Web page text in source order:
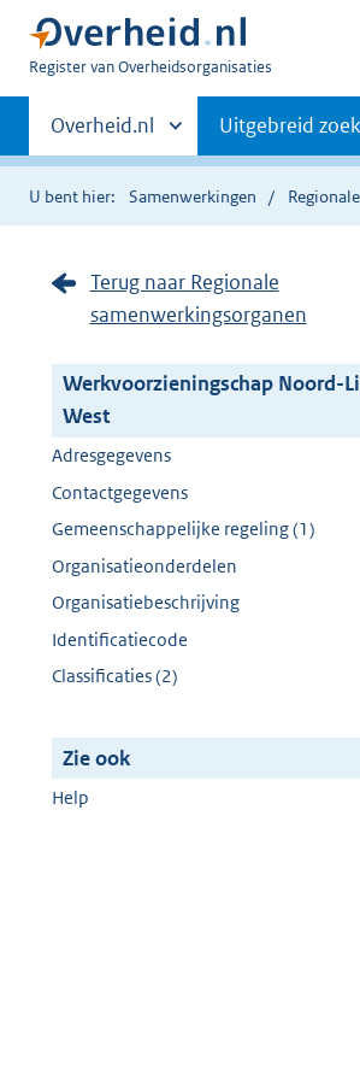
U
Register van Overheidsorganisaties
Primaire
navigatie
Andere
sites
binnen
Overheid.nl Uitgebreid
U bent hier: Samenwerkingen
Terug naar Regionale
samenwerkingsorganen
Werkvoorzieningschap Noord-
West
Adresgegevens
Contactgegevens
Gemeenschappelijke regeling (1)
Organisatieonderdelen
Organisatiebeschrijving
Identificatiecode
Classificaties (2)
Zie ook
Help